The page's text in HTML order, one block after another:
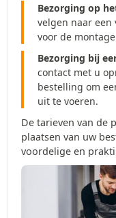
Bezorging op
velgen naar
voor de
Bezorging bij
contact met u
bestelling om
uit te voeren.
De tarieven van de
plaatsen van uw
voordelige en